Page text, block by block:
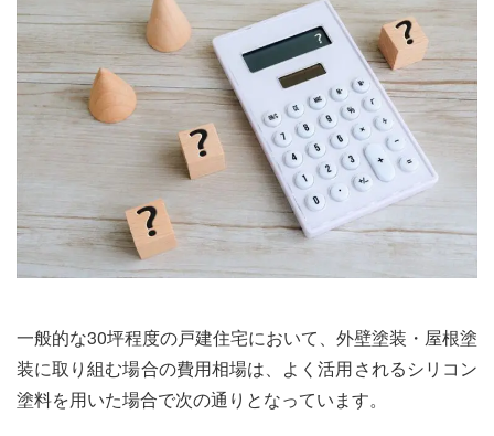
一般的な30坪程度の戸建住宅において、外壁塗装・屋根塗
装に取り組む場合の費用相場は、よく活用されるシリコン
塗料を用いた場合で次の通りとなっています。